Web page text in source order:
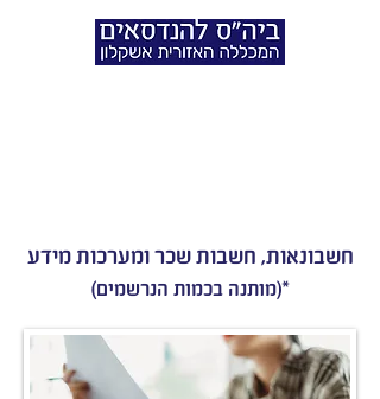
חשבונאות, חשבות שכר ומערכות מידע
*(מותנה בכמות הנרשמים)